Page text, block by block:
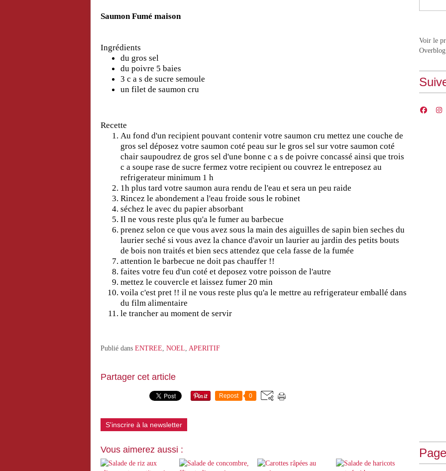
Saumon Fumé maison
Ingrédients
du gros sel
du poivre 5 baies
3 c a s de sucre semoule
un filet de saumon cru
Recette
Au fond d'un recipient pouvant contenir votre saumon cru mettez une couche de
gros sel déposez votre saumon coté peau sur le gros sel sur votre saumon coté
chair saupoudrez de gros sel d'une bonne c a s de poivre concassé ainsi que trois
c a soupe rase de sucre fermez votre recipient ou couvrez le entreposez au
refrigerateur minimum 1 h
1h plus tard votre saumon aura rendu de l'eau et sera un peu raide
Rincez le abondement a l'eau froide sous le robinet
séchez le avec du papier absorbant
Il ne vous reste plus qu'a le fumer au barbecue
prenez selon ce que vous avez sous la main des aiguilles de sapin bien seches du
laurier seché si vous avez la chance d'avoir un laurier au jardin des petits bouts
de bois non traités et bien secs attendez que cela fasse de la fumée
attention le barbecue ne doit pas chauffer !!
faites votre feu d'un coté et deposez votre poisson de l'autre
mettez le couvercle et laissez fumer 20 min
voila c'est pret !! il ne vous reste plus qu'a le mettre au refrigerateur emballé dans
du film alimentaire
le trancher au moment de servir
Publié dans ENTREE, NOEL, APERITIF
Partager cet article
Repost 0
S'inscrire à la newsletter
Vous aimerez aussi :
Voir le
Overblog